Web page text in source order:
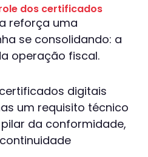
dos certificados
reforça uma
se consolidando: a
operação fiscal.
digitais
um requisito técnico
da conformidade,